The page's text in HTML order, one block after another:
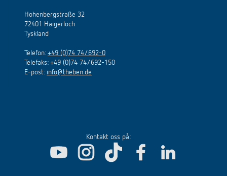
Hohenbergstraße 32
72401 Haigerloch
Tyskland
Telefon: +49 (0)74 74/692-0
Telefaks: +49 (0)74 74/692-150
E-post: info@theben.de
Kontakt oss på: